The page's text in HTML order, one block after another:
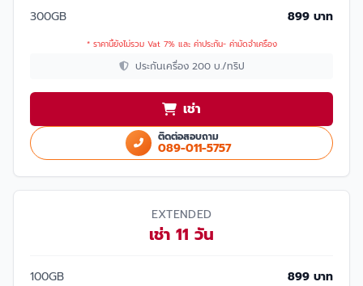
300GB
899 บาท
* ราคานี้ยังไม่รวม Vat 7% และ ค่าประกัน- ค่ามัดจำเครื่อง
ประกันเครื่อง 200 บ./ทริป
เช่า
ติดต่อสอบถาม
089-011-5757
EXTENDED
เช่า 11 วัน
100GB
899 บาท